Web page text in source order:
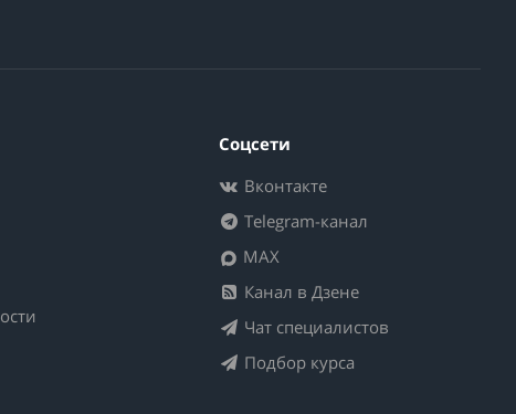
Соцсети
Вконтакте
Telegram-канал
MAX
Канал в Дзене
Чат специалистов
Подбор курса